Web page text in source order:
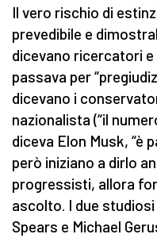
Il vero rischio di
prevedibile e
dicevano ricercatori
passava per
dicevano i
nazionalista (“il
diceva Elon Musk, “è
però iniziano a dirlo
progressisti, allora
ascolto. I due
Spears e Michael